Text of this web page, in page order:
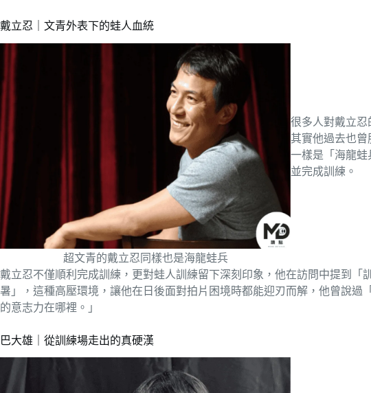
戴立忍｜文青外表下的蛙人血統
超文青的戴立忍同樣也是海龍蛙兵
很多人對戴立忍
其實他過去也
一樣是「海龍
並完成訓練。
戴立忍不僅順利完成訓練，更對蛙人訓練留下深刻印象，他在訪問中提到「
暑」，這種高壓環境，讓他在日後面對拍片困境時都能迎刃而解，他曾說過
的意志力在哪裡。」
巴大雄｜從訓練場走出的真硬漢